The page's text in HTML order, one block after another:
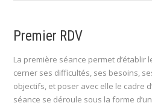
Premier RDV
La première séance permet d’établir
cerner ses difficultés, ses besoins,
objectifs, et poser avec elle le cadre
séance se déroule sous la forme